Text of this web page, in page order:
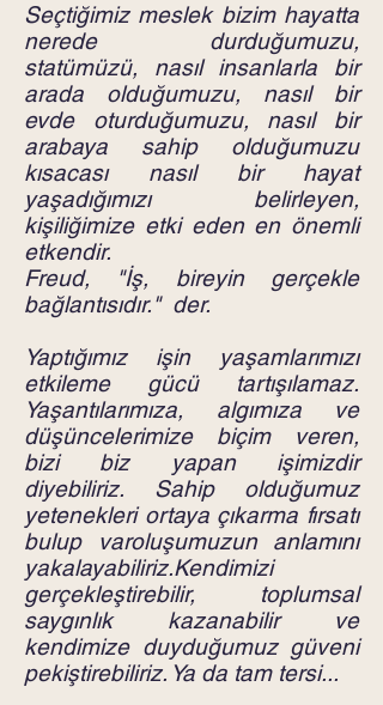
Seçtiğimiz meslek bizim hayatta
nerede durduğumuzu,
statümüzü, nasıl insanlarla bir
arada olduğumuzu, nasıl bir
evde oturduğumuzu, nasıl bir
arabaya sahip olduğumuzu
kısacası nasıl bir hayat
yaşadığımızı belirleyen,
kişiliğimize etki eden en önemli
etkendir.
Freud, "İş, bireyin gerçekle
bağlantısıdır." der.
Yaptığımız işin yaşamlarımızı
etkileme gücü tartışılamaz.
Yaşantılarımıza, algımıza ve
düşüncelerimize biçim veren,
bizi biz yapan işimizdir
diyebiliriz. Sahip olduğumuz
yetenekleri ortaya çıkarma fırsatı
bulup varoluşumuzun anlamını
yakalayabiliriz.Kendimizi
gerçekleştirebilir, toplumsal
saygınlık kazanabilir ve
kendimize duyduğumuz güveni
pekiştirebiliriz. Ya da tam tersi...